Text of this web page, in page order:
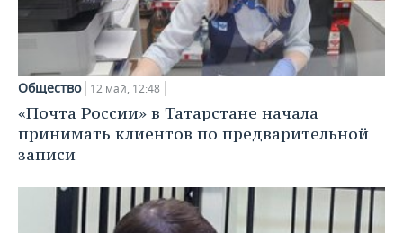
Общество 12 май, 12:48
«Почта России» в Татарстане начала
принимать клиентов по предварительной
записи